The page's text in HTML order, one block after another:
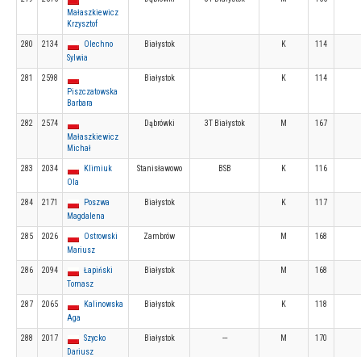
Małaszkiewicz
Krzysztof
280 2134
Olechno
Sylwia
Białystok K 114
281
2598
Piszczatowska
Barbara
Białystok K 114
282
2574
Małaszkiewicz
Michał
Dąbrówki 3T Białystok M 167
283 2034
Klimiuk
Ola
Stanisławowo BSB K 116
284 2171
Poszwa
Magdalena
Białystok K 117
285 2026
Ostrowski
Mariusz
Zambrów M 168
286 2094
Łapiński
Tomasz
Białystok M 168
287 2065
Kalinowska
Aga
Białystok K 118
288 2017
Szycko
Dariusz
Białystok --- M 170